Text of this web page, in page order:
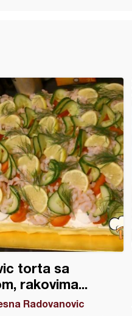
torta sa
rakovima...
Radovanovic